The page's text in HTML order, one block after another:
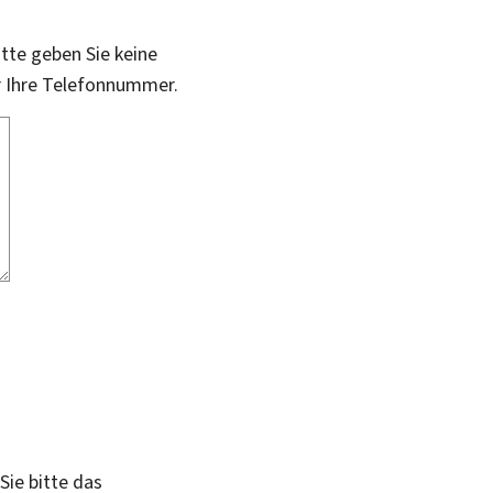
geben Sie keine
Telefonnummer.
bitte das